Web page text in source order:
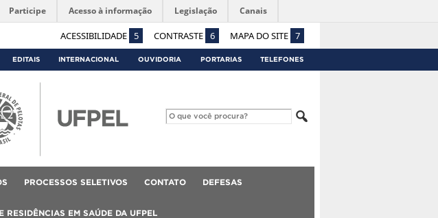
ACESSIBILIDADE 5 CONTRASTE 6 MAPA DO SITE 7
Participe Acesso à informação Legislação Canais
EDITAIS INTERNACIONAL OUVIDORIA PORTARIAS TELEFONES
PROCESSOS SELETIVOS CONTATO DEFESAS
RESIDÊNCIAS EM SAÚDE DA UFPEL